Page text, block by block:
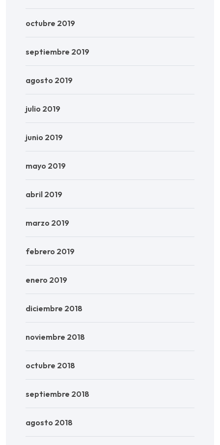
octubre 2019
septiembre 2019
agosto 2019
julio 2019
junio 2019
mayo 2019
abril 2019
marzo 2019
febrero 2019
enero 2019
diciembre 2018
noviembre 2018
octubre 2018
septiembre 2018
agosto 2018